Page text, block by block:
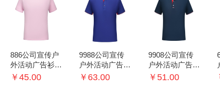
886公司宣传户
外活动广告衫T
恤可印logo
￥45.00
9988公司宣传
户外活动广告衫
T恤可印logo
￥63.00
9908公司宣传
户外活动广告衫
T恤可印logo
￥51.00